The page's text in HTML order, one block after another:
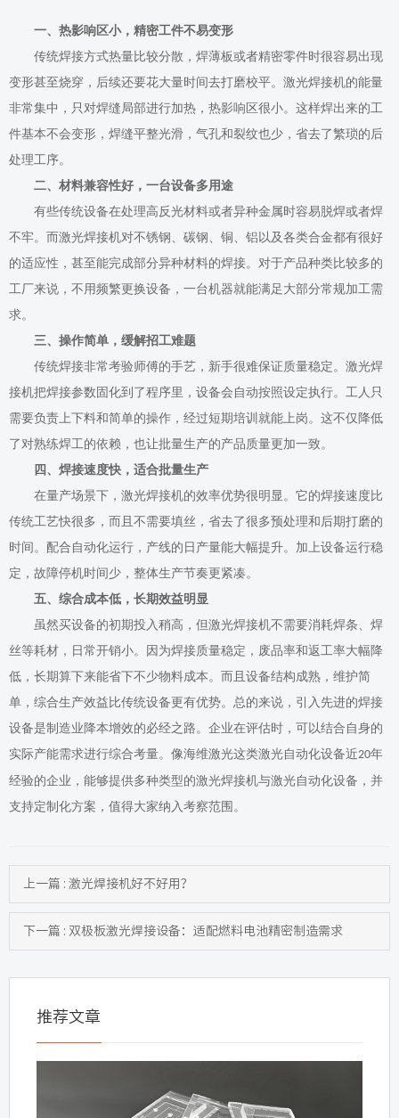
一、热影响区小，精密工件不易变形
传统焊接方式热量比较分散，焊薄板或者精密零件时很容易出现
变形甚至烧穿，后续还要花大量时间去打磨校平。激光焊接机的能量
非常集中，只对焊缝局部进行加热，热影响区很小。这样焊出来的工
件基本不会变形，焊缝平整光滑，气孔和裂纹也少，省去了繁琐的后
处理工序。
二、材料兼容性好，一台设备多用途
有些传统设备在处理高反光材料或者异种金属时容易脱焊或者焊
不牢。而激光焊接机对不锈钢、碳钢、铜、铝以及各类合金都有很好
的适应性，甚至能完成部分异种材料的焊接。对于产品种类比较多的
工厂来说，不用频繁更换设备，一台机器就能满足大部分常规加工需
求。
三、操作简单，缓解招工难题
传统焊接非常考验师傅的手艺，新手很难保证质量稳定。激光焊
接机把焊接参数固化到了程序里，设备会自动按照设定执行。工人只
需要负责上下料和简单的操作，经过短期培训就能上岗。这不仅降低
了对熟练焊工的依赖，也让批量生产的产品质量更加一致。
四、焊接速度快，适合批量生产
在量产场景下，激光焊接机的效率优势很明显。它的焊接速度比
传统工艺快很多，而且不需要填丝，省去了很多预处理和后期打磨的
时间。配合自动化运行，产线的日产量能大幅提升。加上设备运行稳
定，故障停机时间少，整体生产节奏更紧凑。
五、综合成本低，长期效益明显
虽然买设备的初期投入稍高，但激光焊接机不需要消耗焊条、焊
丝等耗材，日常开销小。因为焊接质量稳定，废品率和返工率大幅降
低，长期算下来能省下不少物料成本。而且设备结构成熟，维护简
单，综合生产效益比传统设备更有优势。 总的来说，引入先进的焊接
设备是制造业降本增效的必经之路。企业在评估时，可以结合自身的
实际产能需求进行综合考量。像海维激光这类激光自动化设备近20年
经验的企业，能够提供多种类型的激光焊接机与激光自动化设备，并
支持定制化方案，值得大家纳入考察范围。
上一篇 : 激光焊接机好不好用？
下一篇 : 双极板激光焊接设备：适配燃料电池精密制造需求
推荐文章